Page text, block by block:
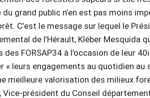
du grand public n’en est pas moins
C’est le message sur lequel le
de l’Hérault, Kléber Mesquida
des FORSAP34 à l’occasion de leur
« leurs engagements au quotidien
meilleure valorisation des milieux
Vice-président du Conseil